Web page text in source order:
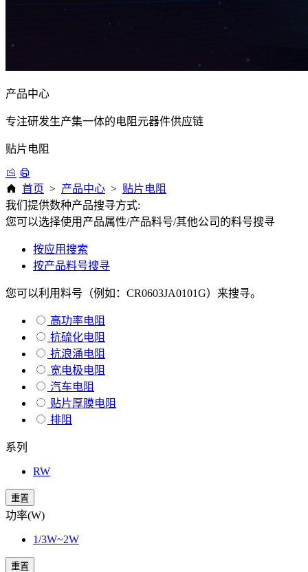
产品中心
专注研发生产集一体的电阻元器件供应链
贴片电阻
首页 > 产品中心 > 贴片电阻
我们提供数种产品搜寻方式:
您可以选择使用产品属性/产品料号/其他公司的料号搜寻
按应用搜索
按产品料号搜寻
您可以利用料号（例如：CR0603JA0101G）来搜寻。
高功率电阻
抗硫化电阻
抗浪涌电阻
宽电极电阻
汽车电阻
贴片厚膜电阻
排阻
系列
RW
重置
功率(W)
1/3W~2W
重置